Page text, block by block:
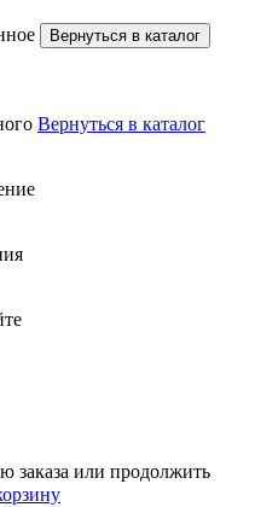
Вернуться в каталог
Вернуться в каталог
заказа или продолжить